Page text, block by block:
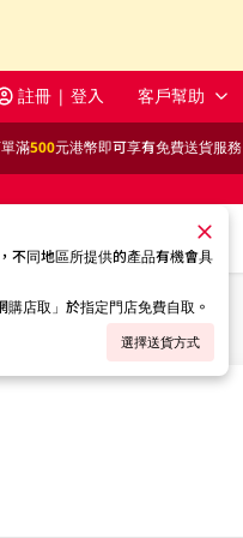
註冊 | 登入 客戶幫助
滿500元港幣即可享有免費送貨服務
不同地區所提供的產品有機會具
購店取」於指定門店免費自取。
選擇送貨方式